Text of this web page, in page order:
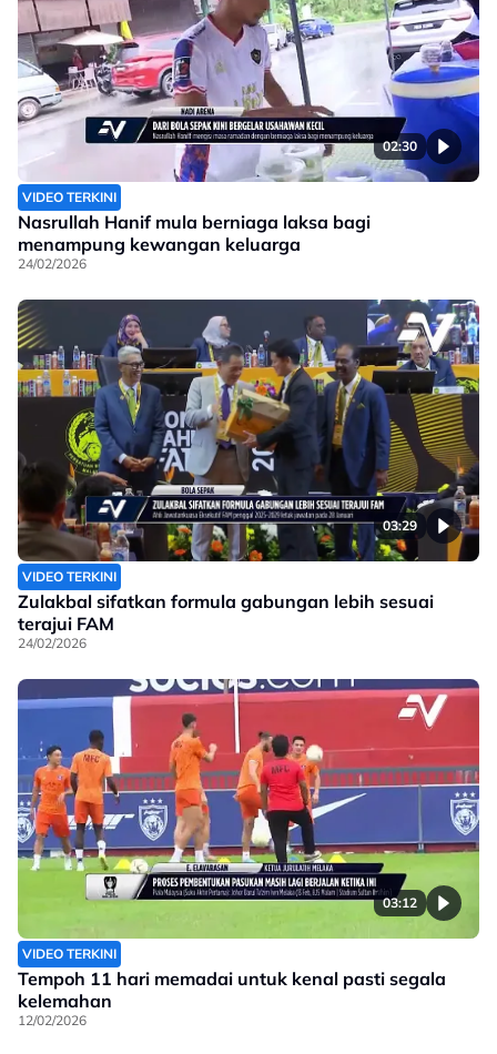
02:30
VIDEO TERKINI
Nasrullah Hanif mula berniaga laksa bagi
menampung kewangan keluarga
24/02/2026
03:29
VIDEO TERKINI
Zulakbal sifatkan formula gabungan lebih sesuai
terajui FAM
24/02/2026
03:12
VIDEO TERKINI
Tempoh 11 hari memadai untuk kenal pasti segala
kelemahan
12/02/2026